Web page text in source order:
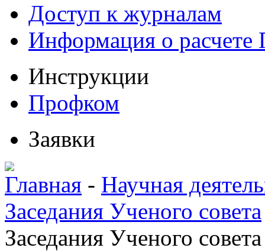
Доступ к журналам
Информация о
Инструкции
Профком
Заявки
Главная - Научная
Заседания Ученого совета
Заседания Ученого